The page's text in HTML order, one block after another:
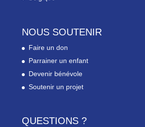
NOUS SOUTENIR
Faire un don
Parrainer un enfant
Devenir bénévole
Soutenir un projet
QUESTIONS ?